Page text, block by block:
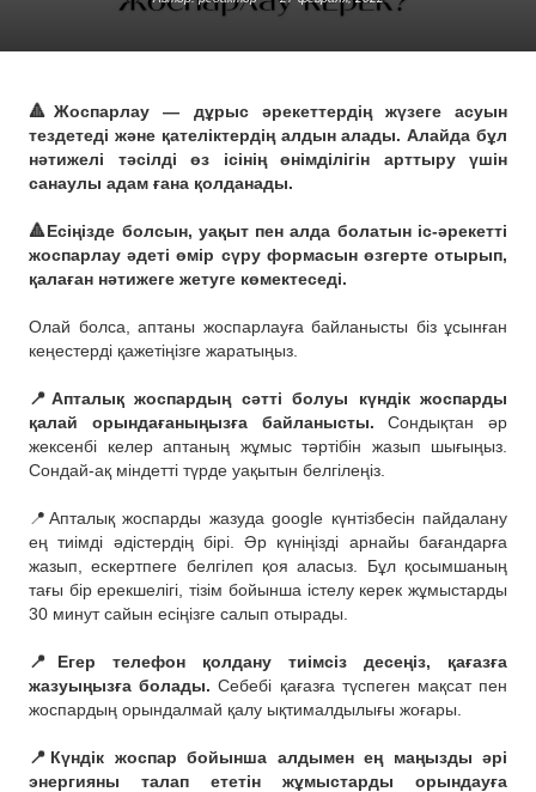
🔺Жоспарлау — дұрыс әрекеттердің жүзеге асуын
тездетеді және қателіктердің алдын алады. Алайда бұл
нәтижелі тәсілді өз ісінің өнімділігін арттыру үшін
санаулы адам ғана қолданады.
🔺Есіңізде болсын, уақыт пен алда болатын іс-әрекетті
жоспарлау әдеті өмір сүру формасын өзгерте отырып,
қалаған нәтижеге жетуге көмектеседі.
Олай болса, аптаны жоспарлауға байланысты біз ұсынған
кеңестерді қажетіңізге жаратыңыз.
📍Апталық жоспардың сәтті болуы күндік жоспарды
қалай орындағаныңызға байланысты. Сондықтан әр
жексенбі келер аптаның жұмыс тәртібін жазып шығыңыз.
Сондай-ақ міндетті түрде уақытын белгілеңіз.
📍Апталық жоспарды жазуда google күнтізбесін пайдалану
ең тиімді әдістердің бірі. Әр күніңізді арнайы бағандарға
жазып, ескертпеге белгілеп қоя аласыз. Бұл қосымшаның
тағы бір ерекшелігі, тізім бойынша істелу керек жұмыстарды
30 минут сайын есіңізге салып отырады.
📍Егер телефон қолдану тиімсіз десеңіз, қағазға
жазуыңызға болады. Себебі қағазға түспеген мақсат пен
жоспардың орындалмай қалу ықтималдылығы жоғары.
📍Күндік жоспар бойынша алдымен ең маңызды әрі
энергияны талап ететін жұмыстарды орындауға